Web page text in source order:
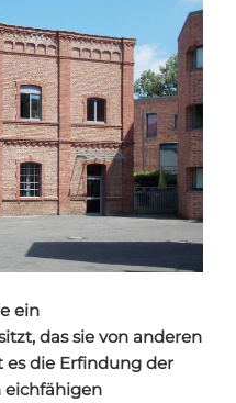
ein
das sie von anderen
es die Erfindung der
eichfähigen